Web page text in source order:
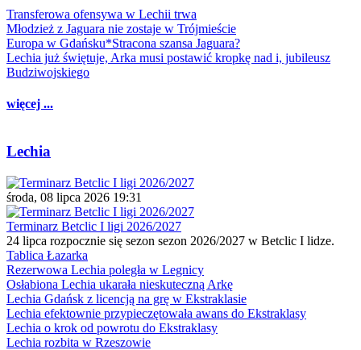
Transferowa ofensywa w Lechii trwa
Młodzież z Jaguara nie zostaje w Trójmieście
Europa w Gdańsku*Stracona szansa Jaguara?
Lechia już świętuje, Arka musi postawić kropkę nad i, jubileusz
Budziwojskiego
więcej ...
Lechia
środa, 08 lipca 2026 19:31
Terminarz Betclic I ligi 2026/2027
24 lipca rozpocznie się sezon sezon 2026/2027 w Betclic I lidze.
Tablica Łazarka
Rezerwowa Lechia poległa w Legnicy
Osłabiona Lechia ukarała nieskuteczną Arkę
Lechia Gdańsk z licencją na grę w Ekstraklasie
Lechia efektownie przypieczętowała awans do Ekstraklasy
Lechia o krok od powrotu do Ekstraklasy
Lechia rozbita w Rzeszowie